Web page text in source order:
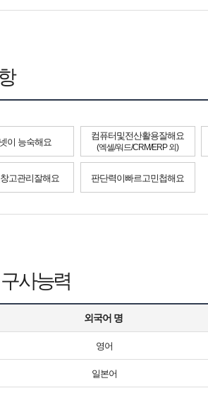
이 능숙해요
컴퓨터및전산활용잘해요
(엑셀/워드/CRM/ERP 외)
고관리잘해요 판단력이빠르고민첩해요
사능력
외국어 명
영어
일본어